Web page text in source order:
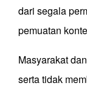
dari segala
pemuatan
Masyarakat
serta tidak